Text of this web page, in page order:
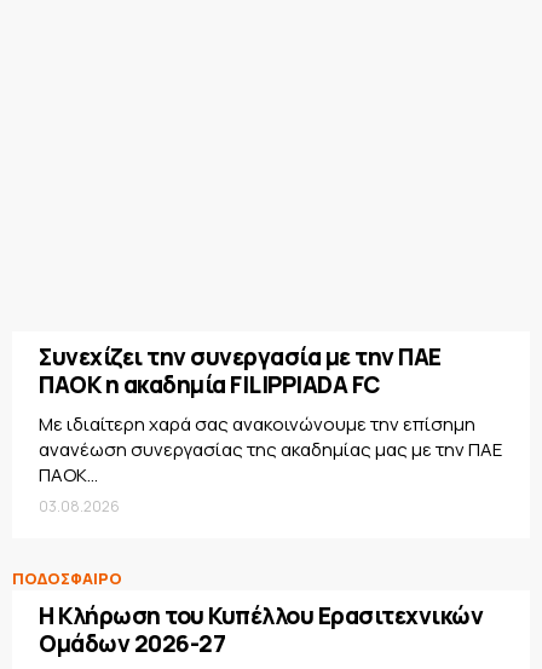
Συνεχίζει την συνεργασία με την ΠΑΕ
ΠΑΟΚ η ακαδημία FILIPPIADA FC
Με ιδιαίτερη χαρά σας ανακοινώνουμε την επίσημη
ανανέωση συνεργασίας της ακαδημίας μας με την ΠΑΕ
ΠΑΟΚ...
03.08.2026
ΠΟΔΟΣΦΑΙΡΟ
Η Κλήρωση του Κυπέλλου Ερασιτεχνικών
Ομάδων 2026-27